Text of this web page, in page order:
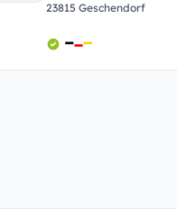
23815 Geschendorf